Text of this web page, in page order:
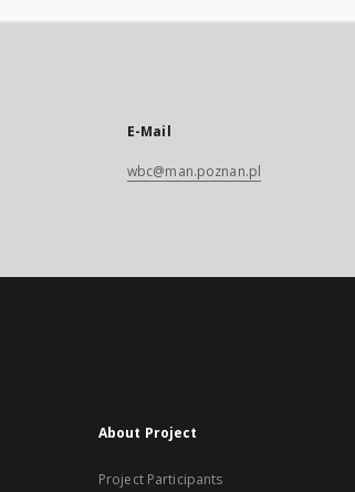
E-Mail
wbc@man.poznan.pl
About Project
Project Participants